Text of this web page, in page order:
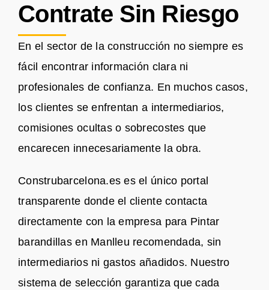
Contrate Sin Riesgo
En el sector de la construcción no siempre es
fácil encontrar información clara ni
profesionales de confianza. En muchos casos,
los clientes se enfrentan a intermediarios,
comisiones ocultas o sobrecostes que
encarecen innecesariamente la obra.
Construbarcelona.es es el único portal
transparente donde el cliente contacta
directamente con la empresa para Pintar
barandillas en Manlleu recomendada, sin
intermediarios ni gastos añadidos. Nuestro
sistema de selección garantiza que cada